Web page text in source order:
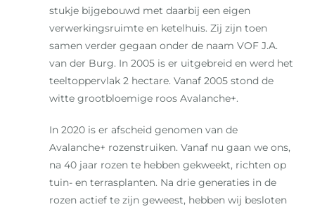
stukje bijgebouwd met daarbij een eigen
verwerkingsruimte en ketelhuis. Zij zijn toen
samen verder gegaan onder de naam VOF J.A.
van der Burg. In 2005 is er uitgebreid en werd het
teeltoppervlak 2 hectare. Vanaf 2005 stond de
witte grootbloemige roos Avalanche+.
In 2020 is er afscheid genomen van de
Avalanche+ rozenstruiken. Vanaf nu gaan we ons,
na 40 jaar rozen te hebben gekweekt, richten op
tuin- en terrasplanten. Na drie generaties in de
rozen actief te zijn geweest, hebben wij besloten